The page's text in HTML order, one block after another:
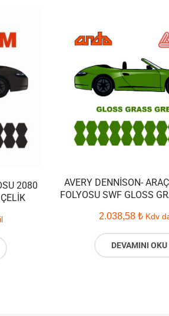
2080
AVERY DENNISON-
FOLYOSU SWF GLOSS
2.038,58 ₺ Kdv
DEVAMINI OKU